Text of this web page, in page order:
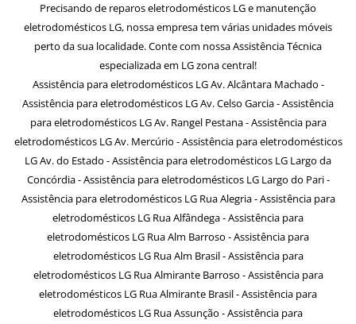
Precisando de reparos eletrodomésticos LG e manutenção
eletrodomésticos LG, nossa empresa tem várias unidades móveis
perto da sua localidade. Conte com nossa Assistência Técnica
especializada em LG zona central!
Assistência para eletrodomésticos LG Av. Alcântara Machado -
Assistência para eletrodomésticos LG Av. Celso Garcia - Assistência
para eletrodomésticos LG Av. Rangel Pestana - Assistência para
eletrodomésticos LG Av. Mercúrio - Assistência para eletrodomésticos
LG Av. do Estado - Assistência para eletrodomésticos LG Largo da
Concórdia - Assistência para eletrodomésticos LG Largo do Pari -
Assistência para eletrodomésticos LG Rua Alegria - Assistência para
eletrodomésticos LG Rua Alfândega - Assistência para
eletrodomésticos LG Rua Alm Barroso - Assistência para
eletrodomésticos LG Rua Alm Brasil - Assistência para
eletrodomésticos LG Rua Almirante Barroso - Assistência para
eletrodomésticos LG Rua Almirante Brasil - Assistência para
eletrodomésticos LG Rua Assunção - Assistência para